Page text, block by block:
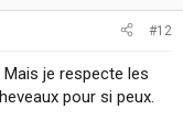
#12
je respecte les
pour si peux.